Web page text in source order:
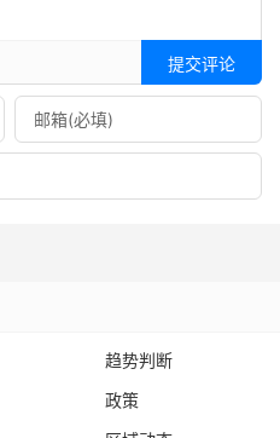
提交评论
趋势判断
政策